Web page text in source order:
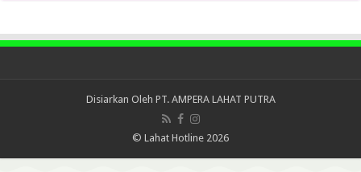
Disiarkan Oleh PT. AMPERA LAHAT PUTRA
© Lahat Hotline 2026